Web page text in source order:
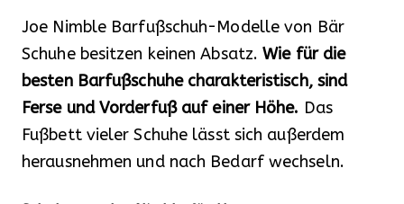
Joe Nimble Barfußschuh-Modelle von Bär
Schuhe besitzen keinen Absatz.Wie für die
besten Barfußschuhe charakteristisch, sind
Ferse und Vorderfuß auf einer Höhe. Das
Fußbett vieler Schuhe lässt sich außerdem
herausnehmen und nach Bedarf wechseln.